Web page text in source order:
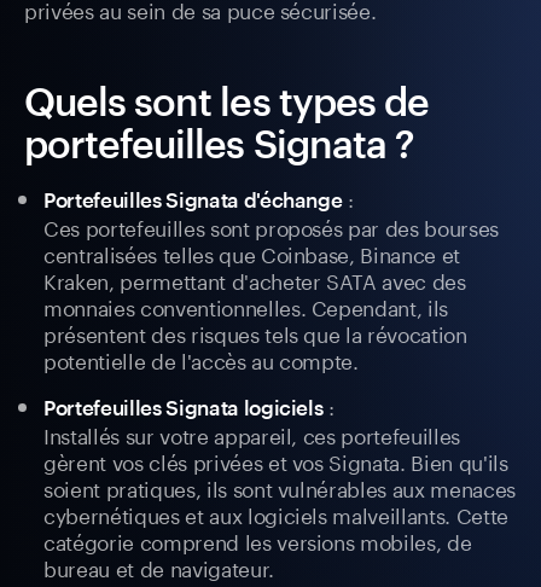
privées au sein de sa puce sécurisée.
Quels sont les types de
portefeuilles Signata ?
Portefeuilles Signata d'échange:
Ces portefeuilles sont proposés par des bourses
centralisées telles que Coinbase, Binance et
Kraken, permettant d'acheter SATA avec des
monnaies conventionnelles. Cependant, ils
présentent des risques tels que la révocation
potentielle de l'accès au compte.
Portefeuilles Signata logiciels:
Installés sur votre appareil, ces portefeuilles
gèrent vos clés privées et vos Signata. Bien qu'ils
soient pratiques, ils sont vulnérables aux menaces
cybernétiques et aux logiciels malveillants. Cette
catégorie comprend les versions mobiles, de
bureau et de navigateur.